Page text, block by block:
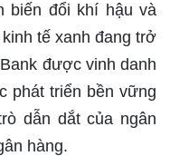
biến đổi khí hậu và
tế xanh đang trở
được vinh danh
phát triển bền vững
dẫn dắt của ngân
hàng.